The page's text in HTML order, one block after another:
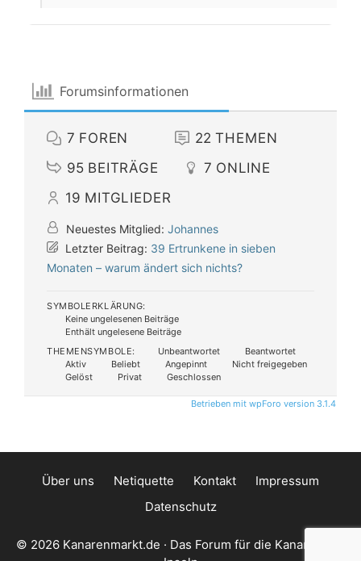
Forumsinformationen
7 FOREN 22 THEMEN
95 BEITRÄGE 7 ONLINE
19 MITGLIEDER
Neuestes Mitglied: Johannes
Letzter Beitrag: 39 Ertrunkene in sieben
Monaten – warum ändert sich nichts?
SYMBOLERKLÄRUNG:
Keine ungelesenen Beiträge
Enthält ungelesene Beiträge
THEMENSYMBOLE:
Unbeantwortet
Beantwortet
Aktiv
Beliebt Angepinnt
Nicht freigegeben
Gelöst
Privat Geschlossen
Betrieben mit wpForo version 3.1.4
Über uns Netiquette Kontakt
Impressum
Datenschutz
© 2026 Kanarenmarkt.de · Das Forum für die Kanarischen